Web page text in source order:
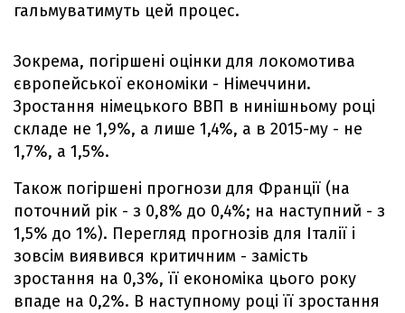
гальмуватимуть цей процес.
Зокрема, погіршені оцінки для локомотива
європейської економіки - Німеччини.
Зростання німецького ВВП в нинішньому році
складе не 1,9%, а лише 1,4%, а в 2015-му - не
1,7%, а 1,5%.
Також погіршені прогнози для Франції (на
поточний рік - з 0,8% до 0,4%; на наступний - з
1,5% до 1%). Перегляд прогнозів для Італії і
зовсім виявився критичним - замість
зростання на 0,3%, її економіка цього року
впаде на 0,2%. В наступному році її зростання